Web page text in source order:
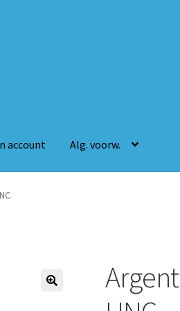
account Alg. voorw.